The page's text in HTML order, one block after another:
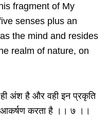
fragment of My
senses plus an
the mind and resides
realm of nature, on
ही अंश है और वही इन प्रकृति
आकर्षण करता है ।। ७ ।।